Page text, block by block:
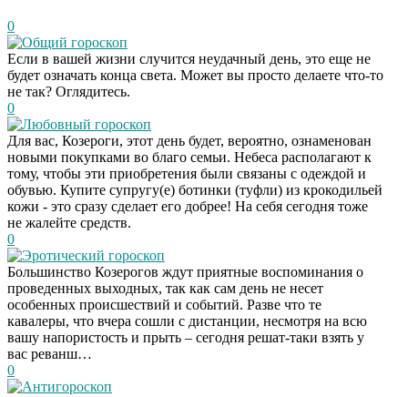
0
Общий гороскоп
Если в вашей жизни случится неудачный день, это еще не
будет означать конца света. Может вы просто делаете что-то
не так? Оглядитесь.
0
Любовный гороскоп
Для вас, Козероги, этот день будет, вероятно, ознаменован
новыми покупками во благо семьи. Небеса располагают к
тому, чтобы эти приобретения были связаны с одеждой и
обувью. Купите супругу(е) ботинки (туфли) из крокодильей
кожи - это сразу сделает его добрее! На себя сегодня тоже
не жалейте средств.
0
Эротический гороскоп
Большинство Козерогов ждут приятные воспоминания о
проведенных выходных, так как сам день не несет
особенных происшествий и событий. Разве что те
кавалеры, что вчера сошли с дистанции, несмотря на всю
вашу напористость и прыть – сегодня решат-таки взять у
вас реванш…
0
Антигороскоп